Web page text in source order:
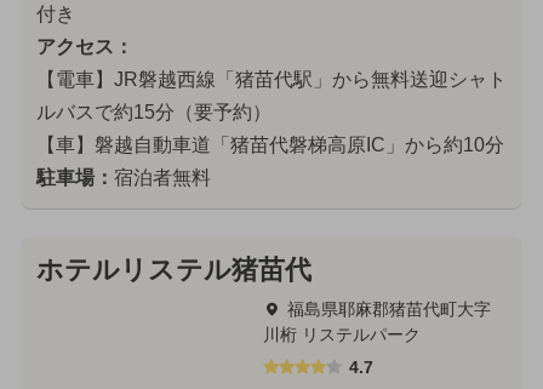
付き
アクセス：
【電車】JR磐越西線「猪苗代駅」から無料送迎シャト
ルバスで約15分（要予約）
【車】磐越自動車道「猪苗代磐梯高原IC」から約10分
駐車場： 宿泊者無料
ホテルリステル猪苗代
福島県耶麻郡猪苗代町大字
川桁 リステルパーク
4.7